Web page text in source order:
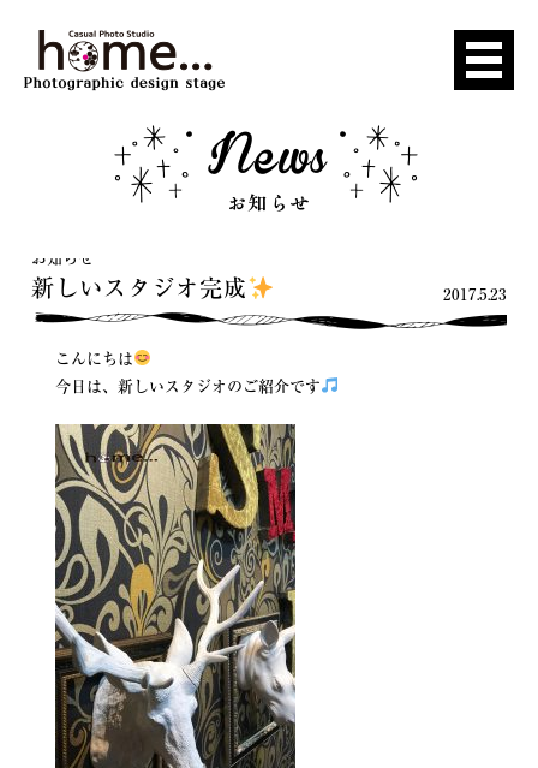
お知らせ
新しいスタジオ完成 2017.5.23
こんにちは
今日は、新しいスタジオのご紹介です